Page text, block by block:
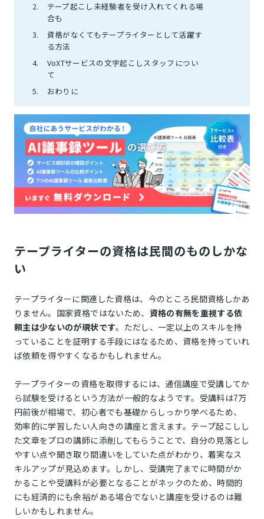
テープ起こし未経験者を受け入れてくれる場
合も
資格がなくてもテープライターとして活躍す
る方法
VoXTサービスの文字起こしスタッフについ
て
おわりに
テープライターの資格は民間のものしかな
い
テープライターに関連した資格は、今のところ民間資格しかあ
りません。国家資格ではないため、 資格の有無を重視する依
頼主は少ないのが現状です。ただし、一定以上のスキルを持
っていることを証明する手段にはなるため、資格を持っていれ
ば依頼を得やすくなるかもしれません。
テープライターの資格を取得するには、通信講座で受講してか
ら試験を受けるという方法が一般的なようです。受講料は7万
円前後が相場で、初心者でも基礎からしっかり学べるため、
効率的に学習したい人向きの講座と言えます。テープ起こしし
た文章をプロの講師に添削してもらうことで、自分の見落とし
やすい点や聞き取り間違いをしていた点がわかり、着実なス
キルアップが見込めます。しかし、受講完了までに時間がか
かることや受講料が必要となることがネックのため、時間的
にも経済的にも余裕がある場合でないと講座を受けるのは難
しいかもしれません。